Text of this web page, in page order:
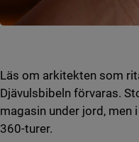
Läs om arkitekten som
Djävulsbibeln förvaras.
magasin under jord, men
360-turer.